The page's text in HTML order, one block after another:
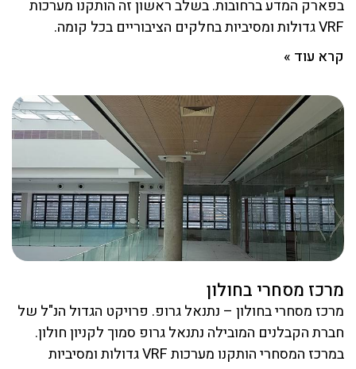
בפארק המדע ברחובות. בשלב ראשון זה הותקנו מערכות
VRF גדולות ומסיביות בחלקים הציבוריים בכל קומה.
קרא עוד »
מרכז מסחרי בחולון
מרכז מסחרי בחולון – נתנאל גרופ. פרויקט הגדול הנ"ל של
חברת הקבלנים המובילה נתנאל גרופ סמוך לקניון חולון.
במרכז המסחרי הותקנו מערכות VRF גדולות ומסיביות